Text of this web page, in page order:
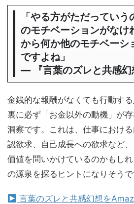
「やる方がただってい
のモチベーションがなけ
から何か他のモチベーシ
ですよね」
― 『言葉のズレと共感幻
金銭的な報酬がなくても行動す
裏に必ず「お金以外の動機」が
洞察です。これは、仕事におけ
認欲求、自己成長への欲求など
価値を問いかけているのかもし
の源泉を探るヒントになりそうで
言葉のズレと共感幻想を